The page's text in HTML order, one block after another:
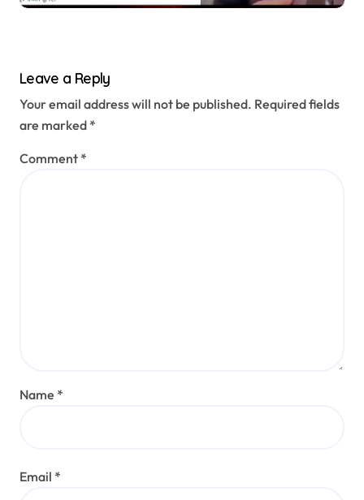
Leave a Reply
Your email address will not be published. Required fields
are marked *
Comment *
Name *
Email *